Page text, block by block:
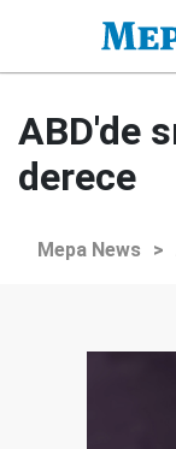
ABD'de
derece
Mepa News >